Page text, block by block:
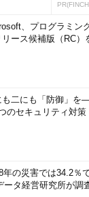
、プログラミン
ース候補版（RC）
も二にも「防御」を
のセキュリティ対策
年の災害では34.2％
ータ経営研究所が調